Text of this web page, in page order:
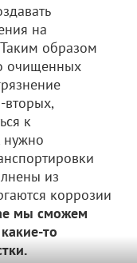
на
образом
очищенных
вторых,
к
нужно
из
коррозии
мы сможем
то